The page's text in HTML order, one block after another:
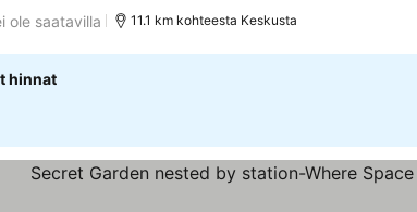
ole saatavilla 11.1 km kohteesta Keskusta
hinnat